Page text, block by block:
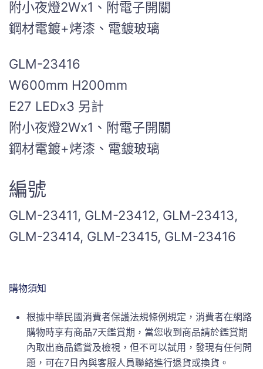
附小夜燈2Wx1、附電子開關
鋼材電鍍+烤漆、電鍍玻璃
GLM-23416
W600mm H200mm
E27 LEDx3 另計
附小夜燈2Wx1、附電子開關
鋼材電鍍+烤漆、電鍍玻璃
編號
GLM-23411, GLM-23412, GLM-23413,
GLM-23414, GLM-23415, GLM-23416
購物須知
根據中華民國消費者保護法規條例規定，消費者在網路
購物時享有商品7天鑑賞期，當您收到商品請於鑑賞期
內取出商品鑑賞及檢視，但不可以試用，發現有任何問
題，可在7日內與客服人員聯絡進行退貨或換貨。